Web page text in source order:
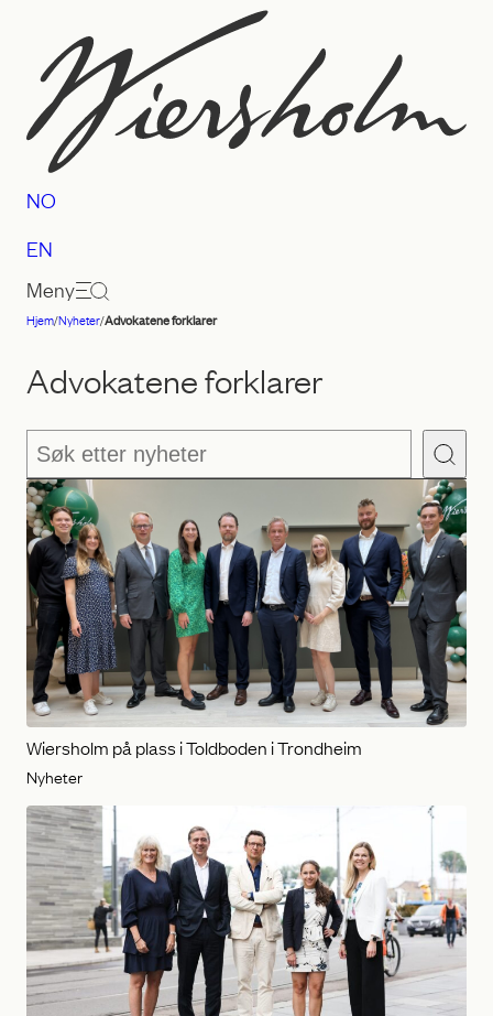
innhold
Advokatfirmaet
Wiersholm
NO
EN
Meny
Hjem/Nyheter/Advokatene forklarer
Advokatene forklarer
Søk
Wiersholm på plass i Toldboden i Trondheim
Nyheter